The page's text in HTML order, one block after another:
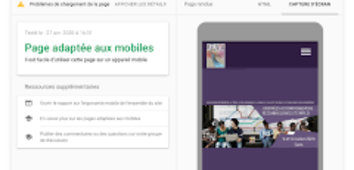
Optimisation d’un site mobile : Les clés pour une expérience
utilisateur optimale Optimisation d’un site mobile : Les clés pour
une expérience utilisateur optimale De nos jours, la consultation
de sites web sur des appareils mobiles est devenue monnaie
courante. Il est donc essentiel pour les entreprises et les
développeurs […]